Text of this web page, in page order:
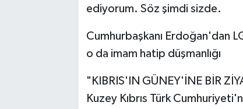
ediyorum. Söz şimdi sizde.
Cumhurbaşkanı Erdoğan'dan
o da imam hatip düşmanlığı
"KIBRIS'IN GÜNEY'İNE BİR
Kuzey Kıbrıs Türk